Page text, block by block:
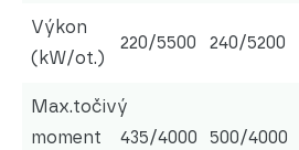
Výkon
(kW/ot.)
220/5500 240/5200
Max.točivý
moment
435/4000 500/4000